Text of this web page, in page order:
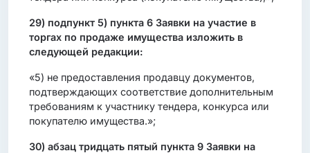
29) подпункт 5) пункта 6 Заявки на участие в
торгах по продаже имущества изложить в
следующей редакции:
«5) не предоставления продавцу документов,
подтверждающих соответствие дополнительным
требованиям к участнику тендера, конкурса или
покупателю имущества.»;
30) абзац тридцать пятый пункта 9 Заявки на